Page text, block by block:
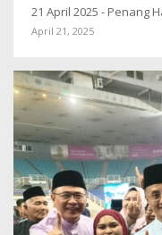
April 21, 2025